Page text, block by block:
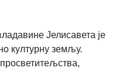
Јелисавета је
културну земљу.